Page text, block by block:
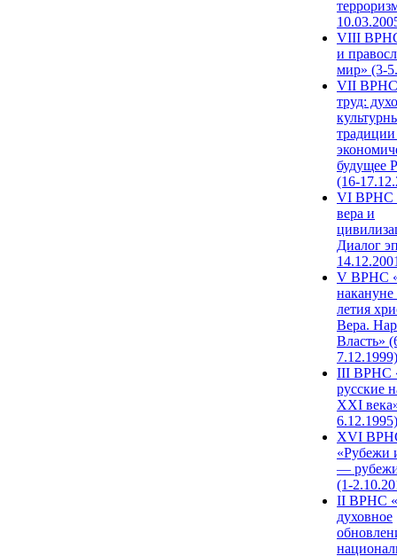
VIII
и
мир» (3-
VII ВРНС
труд:
будущее
(16-
VI ВРНС
вера и
Диалог
V ВРНС
накануне
летия
Вера.
Власть»
7.12.1999)
III ВРНС
русские
XXI
6.12.1995)
XVI
«Рубежи
—
(1-
II ВРНС
духовное